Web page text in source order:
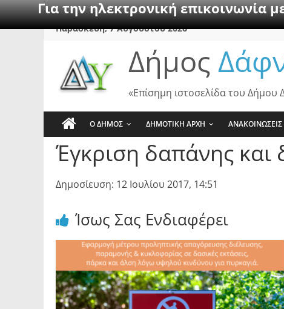
Για την ηλεκτρονική επικοινωνία
SkipΠαρασκευή, 7 Αυγούστου 2026
Δήμος
«Επίσημη ιστοσελίδα του
Ο ΔΗΜΟΣ ΔΗΜΟΤΙΚΗ ΑΡΧΗ ΑΝΑΚΟΙΝΩΣΕΙΣ
Έγκριση δαπάνης και
Δημοσίευση: 12 Ιουλίου 2017, 14:51
Ίσως Σας Ενδιαφέρει